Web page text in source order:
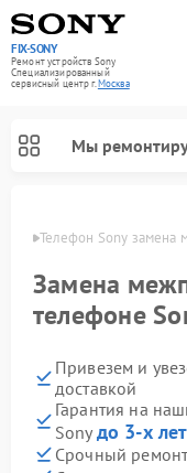
FIX-SONY
Ремонт устройств Sony
Специализированный
cервисный центр г.Москва
Мы
Телефон Sony замена
Замена
телефоне
Привезем и
доставкой
Гарантия на
Sony до 3-х лет
Срочный